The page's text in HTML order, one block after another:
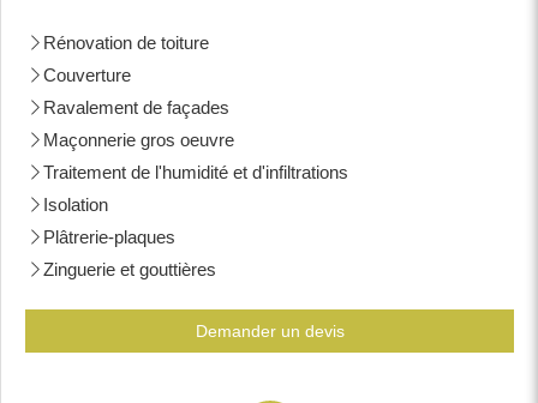
Rénovation de toiture
Couverture
Ravalement de façades
Maçonnerie gros oeuvre
Traitement de l'humidité et d'infiltrations
Isolation
Plâtrerie-plaques
Zinguerie et gouttières
Demander un devis